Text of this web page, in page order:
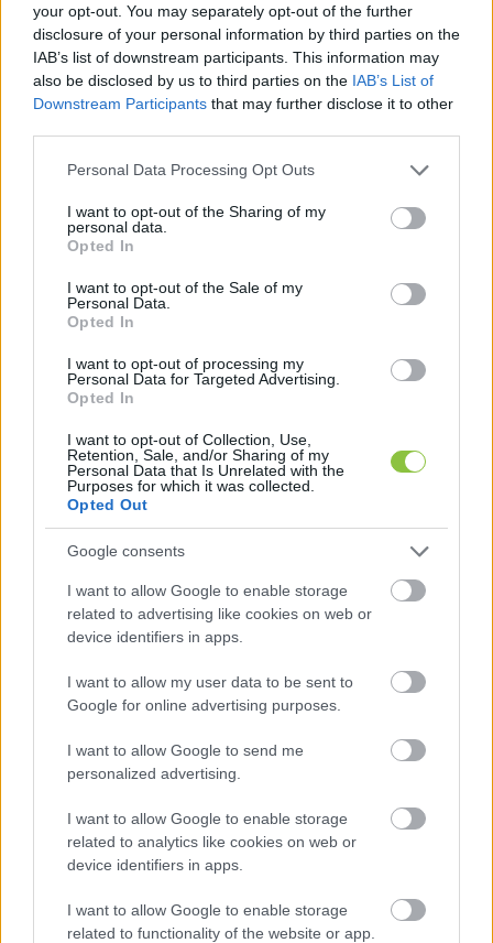
your opt-out. You may separately opt-out of the further
disclosure of your personal information by third parties on the
IAB’s list of downstream participants. This information may
also be disclosed by us to third parties on the IAB’s List of
Downstream Participants that may further disclose it to other
Please note that this website/app uses one or more Google
not limited to your visit or usage behaviour. You may click to
grant or deny consent to Google and its third-party tags to
use your data for below specified purposes in below Google
consent section.
Personal Data Processing Opt Outs
I want to opt-out of the Sharing of my
personal data.
Opted In
I want to opt-out of the Sale of my
Personal Data.
Opted In
I want to opt-out of processing my
Personal Data for Targeted Advertising.
Opted In
I want to opt-out of Collection, Use,
Retention, Sale, and/or Sharing of my
Personal Data that Is Unrelated with the
Purposes for which it was collected.
Opted Out
Google consents
I want to allow Google to enable storage
related to advertising like cookies on web or
device identifiers in apps.
I want to allow my user data to be sent to
Google for online advertising purposes.
I want to allow Google to send me
personalized advertising.
I want to allow Google to enable storage
related to analytics like cookies on web or
device identifiers in apps.
I want to allow Google to enable storage
related to functionality of the website or app.
törvények alkalmazása uniós jogba ütközik, a
miniszterelnök kedden a parlamentben
egyértelműen tudatta: a kabinet nem tervez
törvénymódosítást benyújtani. Orbán Viktor
24.hu cikkében.
A magyar kormány korábban a devizahiteles
törvényekben próbálta rendezni az adósok
helyzetét. Olyan jogszabályokat alkottak,
amelyek utólag, tartalmilag nyúltak bele a
devizaszerződésekbe: érvényessé nyilvánították
kirótt tartozást. Ezzel szemben az Európai Unió
Bírósága azt mondta ki, hogy utólag nem lehet
tartalmilag módosítani azokat, hanem az eredeti
A kormányfő úgy fogalmazott:
nem a kormányra, hanem a Kúriára jelöl ki
feladatokat”. Orbán tehát átpasszolta a Kúriának,
ahol már össze is hívták a jogegységi tanácsot. A
legfőbb bírói fórum a 24.hu megkeresésére azt